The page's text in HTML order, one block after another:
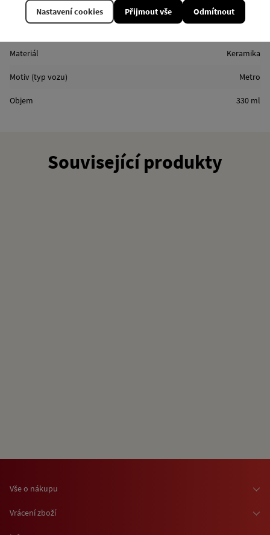
Kód produktu KP061_B
Materiál Keramika
Motiv (typ vozu) Metro
Objem 330 ml
Související produkty
Vše o nákupu
Osobní odběr zboží
Vrácení zboží
Odmítnout
Nastavení cookies Přijmout vše